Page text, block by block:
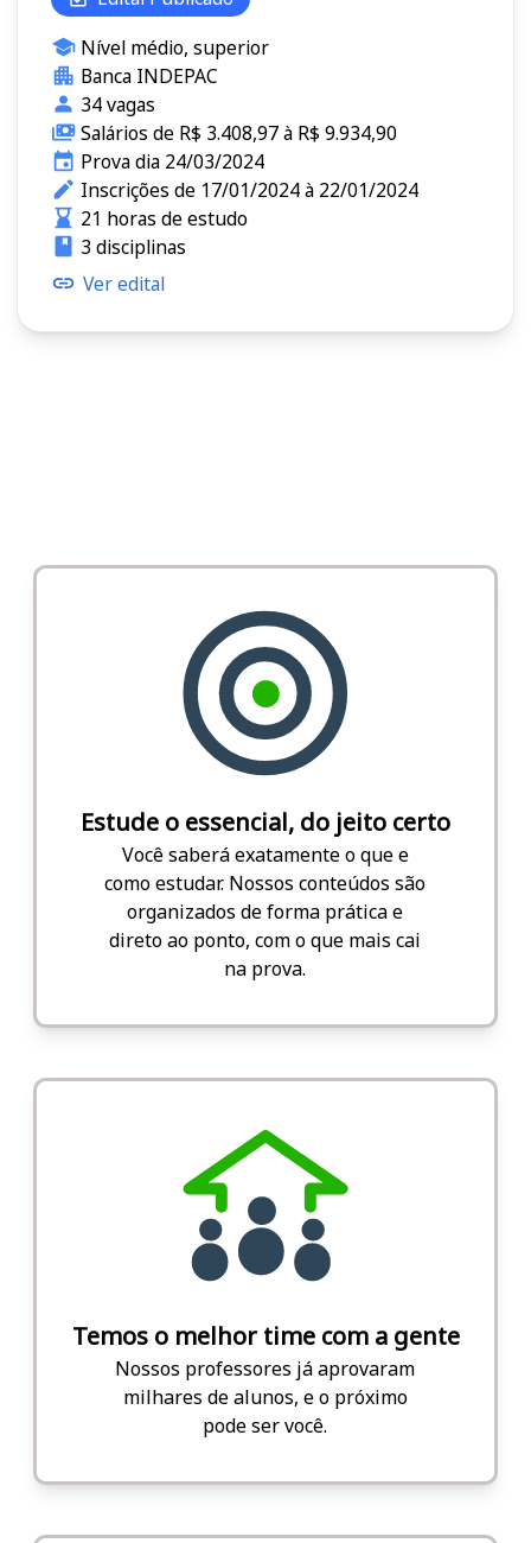
Nível médio, superior
Banca INDEPAC
34 vagas
Salários de R$ 3.408,97 à R$ 9.934,90
Prova dia 24/03/2024
Inscrições de 17/01/2024 à 22/01/2024
21 horas de estudo
3 disciplinas
Ver edital
Estude o essencial, do jeito certo
Você saberá exatamente o que e
como estudar. Nossos conteúdos são
organizados de forma prática e
direto ao ponto, com o que mais cai
na prova.
Temos o melhor time com a gente
Nossos professores já aprovaram
milhares de alunos, e o próximo
pode ser você.